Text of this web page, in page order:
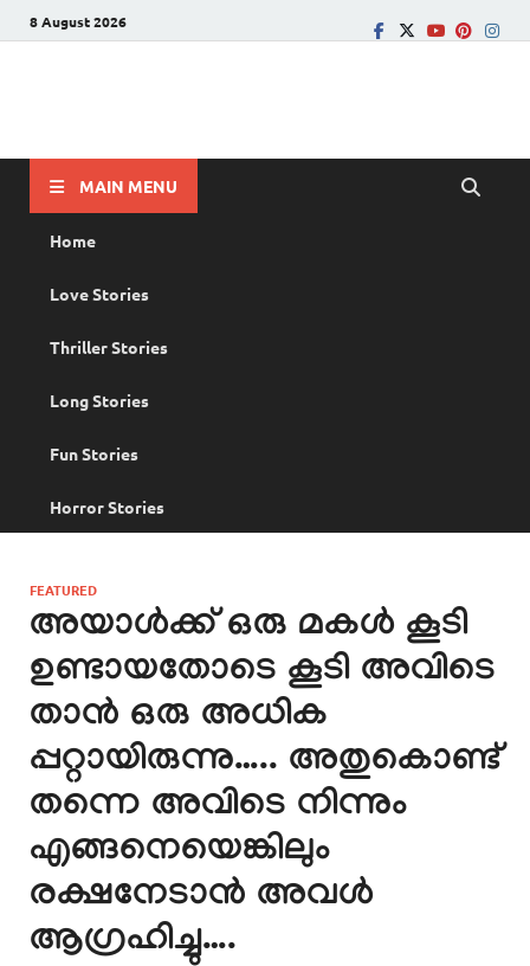
8 August 2026
MAIN MENU
Home
Love Stories
Thriller Stories
Long Stories
Fun Stories
Horror Stories
FEATURED
അയാൾക്ക് ഒരു മകൾ കൂടി
ഉണ്ടായതോടെ കൂടി അവിടെ
താൻ ഒരു അധിക
പ്പറ്റായിരുന്നു….. അതുകൊണ്ട്
തന്നെ അവിടെ നിന്നും
എങ്ങനെയെങ്കിലും
രക്ഷനേടാൻ അവൾ
ആഗ്രഹിച്ചു….